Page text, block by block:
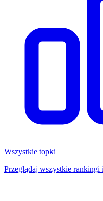
Wszystkie topki
Przeglądaj wszystkie rankingi